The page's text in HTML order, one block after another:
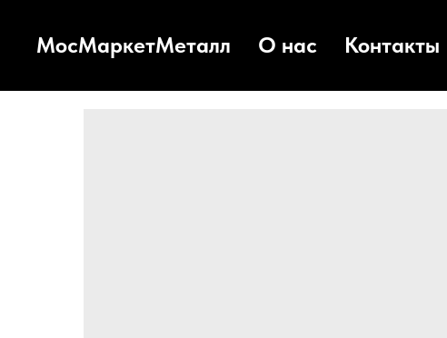
МосМаркетМеталл О нас Контакты